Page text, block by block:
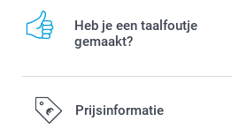
Heb je een taalfoutje
gemaakt?
Prijsinformatie